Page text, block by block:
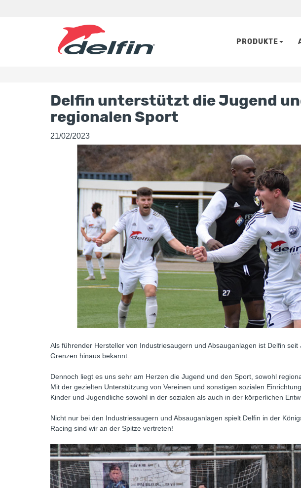
PRODUKTE
Delfin unterstützt die Jugend
regionalen Sport
21/02/2023
Als führender Hersteller von Industriesaugern und Absauganlagen ist Delfin
Grenzen hinaus bekannt.
Dennoch liegt es uns sehr am Herzen die Jugend und den Sport, sowohl
Mit der gezielten Unterstützung von Vereinen und sonstigen sozialen
Kinder und Jugendliche sowohl in der sozialen als auch in der körperlichen
Nicht nur bei den Industriesaugern und Absauganlagen spielt Delfin in der
Racing sind wir an der Spitze vertreten!